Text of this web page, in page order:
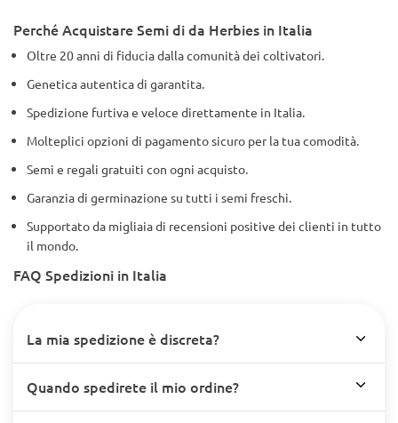
Perché Acquistare Semi di da Herbies in Italia
Oltre 20 anni di fiducia dalla comunità dei coltivatori.
Genetica autentica di garantita.
Spedizione furtiva e veloce direttamente in Italia.
Molteplici opzioni di pagamento sicuro per la tua comodità.
Semi e regali gratuiti con ogni acquisto.
Garanzia di germinazione su tutti i semi freschi.
Supportato da migliaia di recensioni positive dei clienti in tutto
il mondo.
FAQ Spedizioni in Italia
La mia spedizione è discreta?
Quando spedirete il mio ordine?